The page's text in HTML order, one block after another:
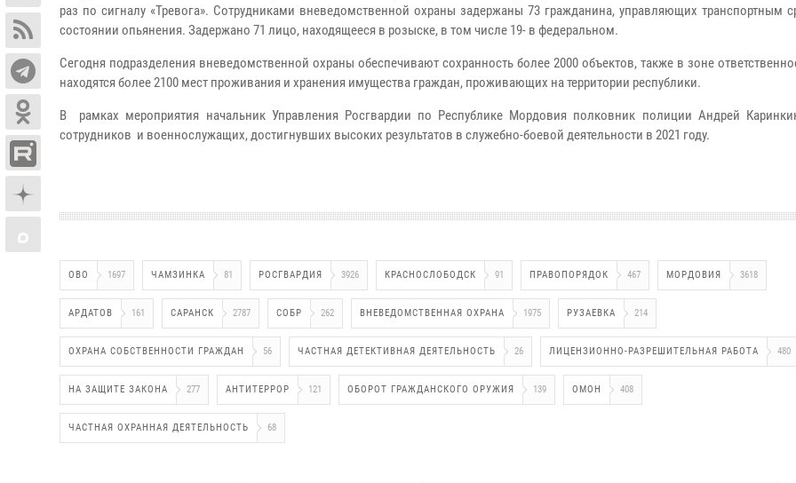
раз по сигналу «Тревога». Сотрудниками вневедомственной охраны задержаны 73 гражданина, управляющих транспортным
состоянии опьянения. Задержано 71 лицо, находящееся в розыске, в том числе 19- в федеральном.
Сегодня подразделения вневедомственной охраны обеспечивают сохранность более 2000 объектов, также в зоне
находятся более 2100 мест проживания и хранения имущества граждан, проживающих на территории республики.
В рамках мероприятия начальник Управления Росгвардии по Республике Мордовия полковник полиции Андрей
сотрудников и военнослужащих, достигнувших высоких результатов в служебно-боевой деятельности в 2021 году.
ОВО 1697 ЧАМЗИНКА 81 РОСГВАРДИЯ 3926 КРАСНОСЛОБОДСК 91 ПРАВОПОРЯДОК 467 МОРДОВИЯ 3618
АРДАТОВ 161 САРАНСК 2787 СОБР 262 ВНЕВЕДОМСТВЕННАЯ ОХРАНА 1975 РУЗАЕВКА 214
ОХРАНА СОБСТВЕННОСТИ ГРАЖДАН 56 ЧАСТНАЯ ДЕТЕКТИВНАЯ ДЕЯТЕЛЬНОСТЬ 26 ЛИЦЕНЗИОННО-РАЗРЕШИТЕЛЬНАЯ РАБОТА 480
НА ЗАЩИТЕ ЗАКОНА 277 АНТИТЕРРОР 121 ОБОРОТ ГРАЖДАНСКОГО ОРУЖИЯ 139 ОМОН 408
ЧАСТНАЯ ОХРАННАЯ ДЕЯТЕЛЬНОСТЬ 68